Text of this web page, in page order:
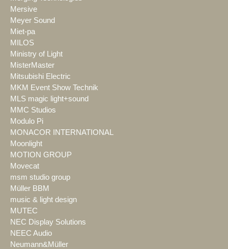
Mersive
Meyer Sound
Miet-pa
MILOS
Ministry of Light
MisterMaster
Mitsubishi Electric
MKM Event Show Technik
MLS magic light+sound
MMC Studios
Modulo Pi
MONACOR INTERNATIONAL
Moonlight
MOTION GROUP
Movecat
msm studio group
Müller BBM
music & light design
MUTEC
NEC Display Solutions
NEEC Audio
Neumann&Müller